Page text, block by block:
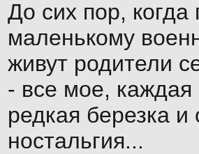
До сих пор, когда
маленькому
живут родители
- все мое,
редкая березка
ностальгия...